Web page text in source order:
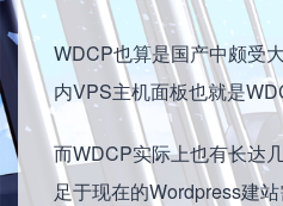
WDCP也算是国产中颇受
内VPS主机面板也就是
而WDCP实际上也有长达
足于现在的Wordpress建